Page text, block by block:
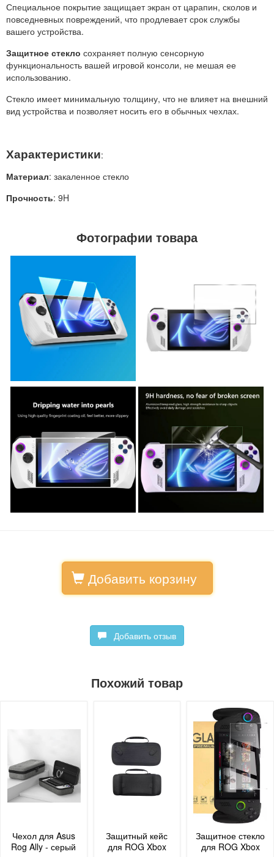
Специальное покрытие защищает экран от царапин, сколов и
повседневных повреждений, что продлевает срок службы
вашего устройства.
Защитное стекло сохраняет полную сенсорную
функциональность вашей игровой консоли, не мешая ее
использованию.
Стекло имеет минимальную толщину, что не влияет на внешний
вид устройства и позволяет носить его в обычных чехлах.
Характеристики:
Материал: закаленное стекло
Прочность: 9H
Фотографии товара
Добавить корзину
Добавить отзыв
Похожий товар
Чехол для Asus
Rog Ally - серый
Защитный кейс
для ROG Xbox
Защитное стекло
для ROG Xbox